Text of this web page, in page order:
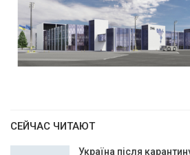
СЕЙЧАС ЧИТАЮТ
Україна після